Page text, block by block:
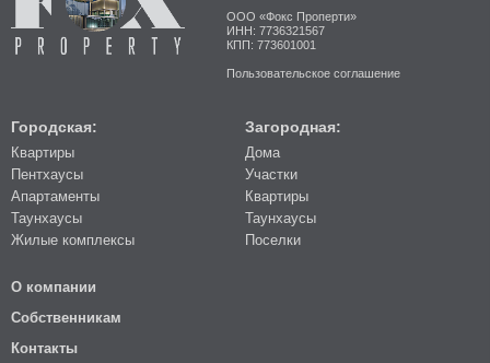
ООО «Фокс Проперти»
ИНН: 7736321567
КПП: 773601001
Пользовательское соглашение
Городская:
Квартиры
Пентхаусы
Апартаменты
Таунхаусы
Жилые комплексы
Загородная:
Дома
Участки
Квартиры
Таунхаусы
Поселки
О компании
Собственникам
Контакты